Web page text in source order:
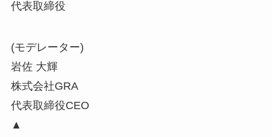
代表取締役
(モデレーター)
岩佐 大輝
株式会社GRA
代表取締役CEO
▲